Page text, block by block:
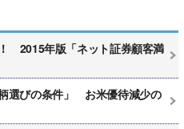
2015年版「ネット証券顧客満
選びの条件」 お米優待減少の